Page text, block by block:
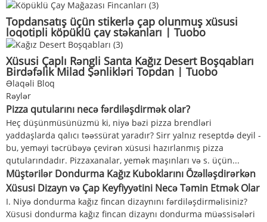
Topdansatış üçün stikerlə çap olunmuş xüsusi
loqotipli köpüklü çay stəkanları | Tuobo
Xüsusi Çaplı Rəngli Santa Kağız Desert Boşqabları
Birdəfəlik Milad Şənlikləri Topdan | Tuobo
Əlaqəli Bloq
Rəylər
Pizza qutularını necə fərdiləşdirmək olar?
Heç düşünmüsünüzmü ki, niyə bəzi pizza brendləri
yaddaşlarda qalıcı təəssürat yaradır? Sirr yalnız reseptdə deyil -
bu, yeməyi təcrübəyə çevirən xüsusi hazırlanmış pizza
qutularındadır. Pizzaxanalar, yemək maşınları və s. üçün...
Müştərilər Dondurma Kağız Kuboklarını Özəlləşdirərkən
Xüsusi Dizayn və Çap Keyfiyyətini Necə Təmin Etmək Olar
I. Niyə dondurma kağız fincan dizaynını fərdiləşdirməlisiniz?
Xüsusi dondurma kağız fincan dizaynı dondurma müəssisələri